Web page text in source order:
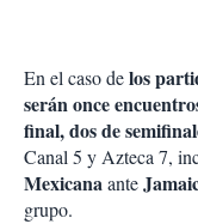
En el caso delos
serán once
final, dos de
Canal 5 y Azteca 7,
Mexicanaante
grupo.